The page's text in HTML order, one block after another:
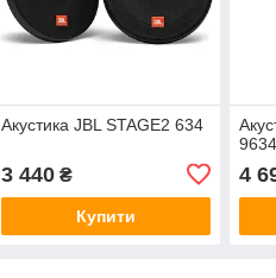
Акустика JBL STAGE2 634
3 440₴
Купити
4